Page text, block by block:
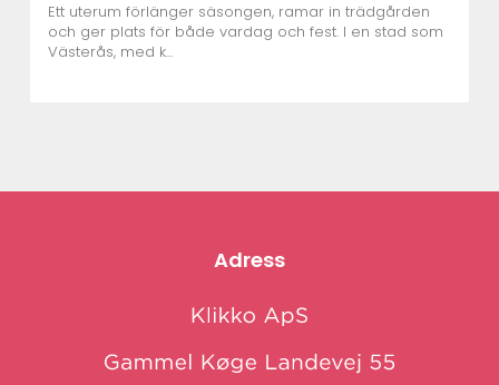
Ett uterum förlänger säsongen, ramar in trädgården
och ger plats för både vardag och fest. I en stad som
Västerås, med k...
Adress